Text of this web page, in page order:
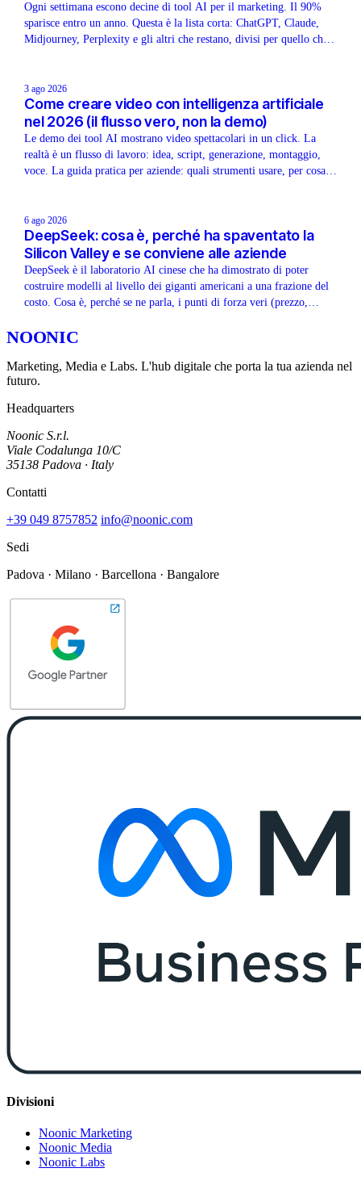
Ogni settimana escono decine di tool AI per il marketing. Il 90%
sparisce entro un anno. Questa è la lista corta: ChatGPT, Claude,
Midjourney, Perplexity e gli altri che restano, divisi per quello che
3 ago 2026
Come creare video con intelligenza artificiale
nel 2026 (il flusso vero, non la demo)
Le demo dei tool AI mostrano video spettacolari in un click. La
realtà è un flusso di lavoro: idea, script, generazione, montaggio,
voce. La guida pratica per aziende: quali strumenti usare, per cosa, e
6 ago 2026
DeepSeek: cosa è, perché ha spaventato la
Silicon Valley e se conviene alle aziende
DeepSeek è il laboratorio AI cinese che ha dimostrato di poter
costruire modelli al livello dei giganti americani a una frazione del
costo. Cosa è, perché se ne parla, i punti di forza veri (prezzo,
prima di usarlo: dove finiscono i miei dati?
NOONIC
Marketing, Media e Labs. L'hub digitale che porta la tua azienda nel
futuro.
Headquarters
Noonic S.r.l.
Viale Codalunga 10/C
35138 Padova · Italy
Contatti
+39 049 8757852 info@noonic.com
Sedi
Padova · Milano · Barcellona · Bangalore
Divisioni
Noonic Marketing
Noonic Media
Noonic Labs